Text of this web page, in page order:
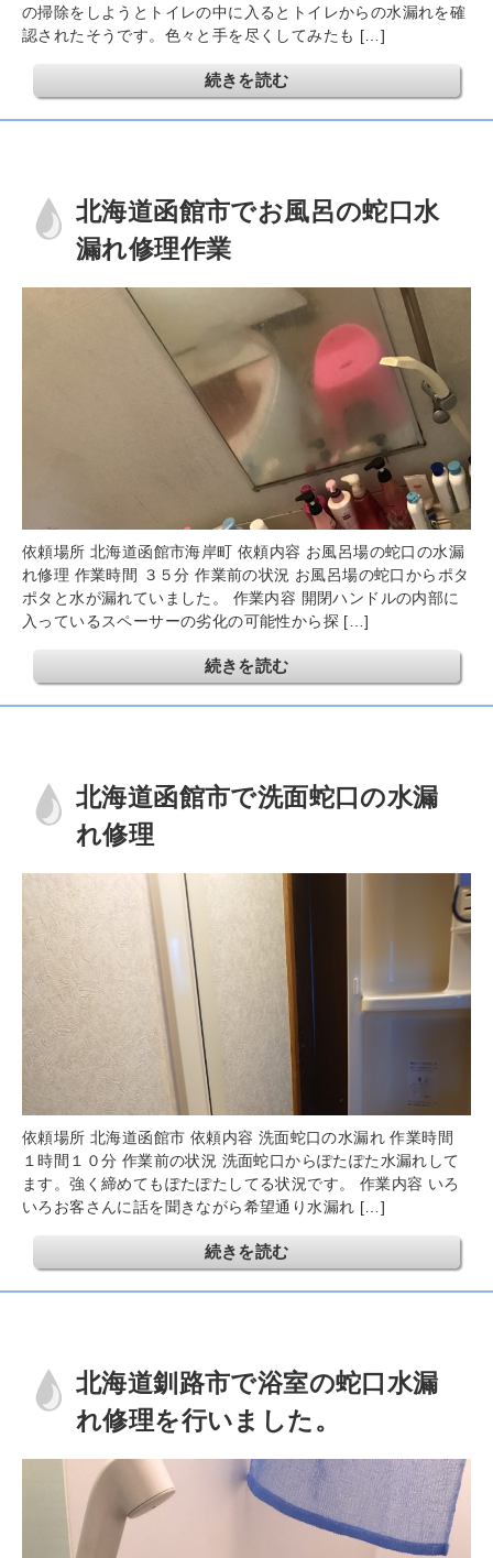
の掃除をしようとトイレの中に入るとトイレからの水漏れを確
認されたそうです。色々と手を尽くしてみたも […]
続きを読む
北海道函館市でお風呂の蛇口水
漏れ修理作業
依頼場所 北海道函館市海岸町 依頼内容 お風呂場の蛇口の水漏
れ修理 作業時間 ３５分 作業前の状況 お風呂場の蛇口からポタ
ポタと水が漏れていました。 作業内容 開閉ハンドルの内部に
入っているスペーサーの劣化の可能性から探 […]
続きを読む
北海道函館市で洗面蛇口の水漏
れ修理
依頼場所 北海道函館市 依頼内容 洗面蛇口の水漏れ 作業時間
１時間１０分 作業前の状況 洗面蛇口からぽたぽた水漏れして
ます。強く締めてもぽたぽたしてる状況です。 作業内容 いろ
いろお客さんに話を聞きながら希望通り水漏れ […]
続きを読む
北海道釧路市で浴室の蛇口水漏
れ修理を行いました。